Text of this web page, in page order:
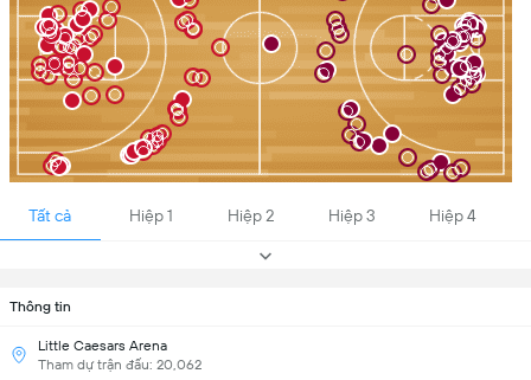
Tất cả Hiệp 1 Hiệp 2 Hiệp 3 Hiệp 4
Thông tin
Little Caesars Arena
Tham dự trận đấu: 20,062